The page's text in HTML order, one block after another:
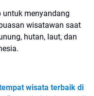
untuk menyandang
wisatawan saat
hutan, laut, dan
wisata terbaik di